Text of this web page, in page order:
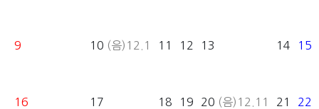
9 10 (음)12.1 11 12 13 14 15
16 17 18 19 20 (음)12.11 21 22